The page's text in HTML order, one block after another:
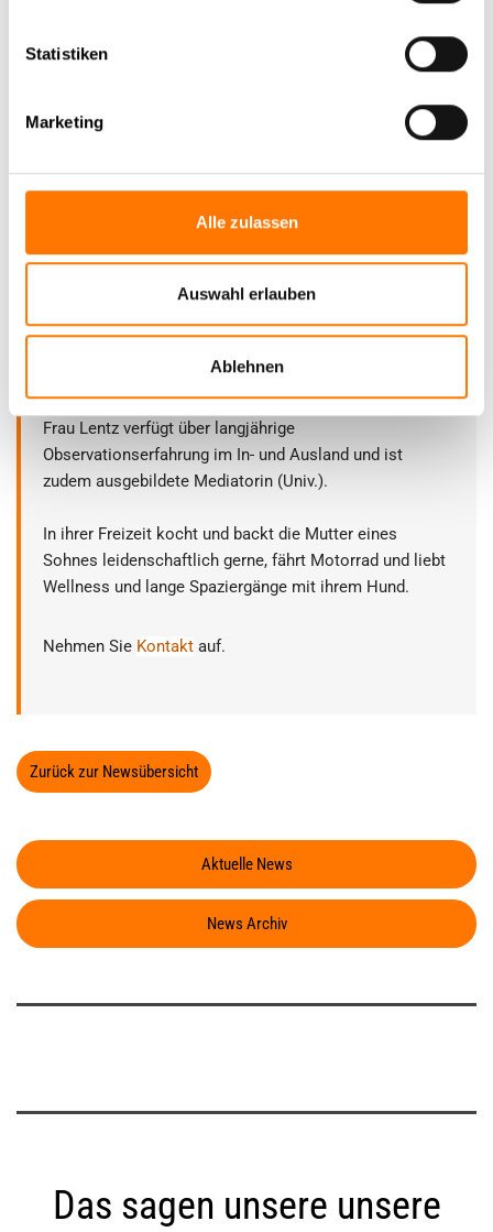
Statistiken
Marketing
Alle zulassen
Auswahl erlauben
Ablehnen
Frances R. Lentz, Jahrgang 1989, ist seit 2010 in der
Detektei Lentz GmbH & Co. Detektive KG tätig. Sie
absolvierte nach ihrem Abitur und einem juristischen
Büromanagement und anschließend die zweijährige
Ausbildung zur ZAD geprüften Privatermittlerin (IHK).
Frau Lentz verfügt über langjährige
Observationserfahrung im In- und Ausland und ist
zudem ausgebildete Mediatorin (Univ.).
In ihrer Freizeit kocht und backt die Mutter eines
Sohnes leidenschaftlich gerne, fährt Motorrad und liebt
Wellness und lange Spaziergänge mit ihrem Hund.
Nehmen Sie Kontakt auf.
Zurück zur Newsübersicht
Aktuelle News
News Archiv
Das sagen unsere unsere